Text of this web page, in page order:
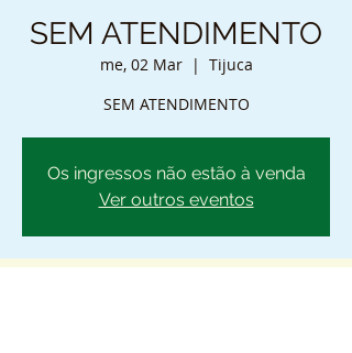
SEM ATENDIMENTO
me, 02 Mar
  |
Tijuca
SEM ATENDIMENTO
Os ingressos não estão à venda
Ver outros eventos